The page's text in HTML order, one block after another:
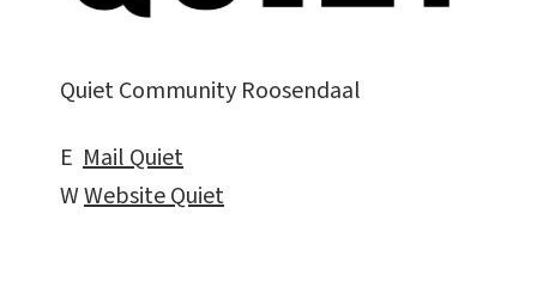
Quiet Community Roosendaal
E Mail Quiet
WWebsite Quiet